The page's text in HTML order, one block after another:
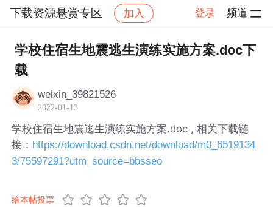
下载资源悬赏专区 加入 登录 频道
社区 下载资源悬赏专区 帖子详情
学校住宿生地震逃生演练实施方案.doc下
载
weixin_39821526
2022-01-13
学校住宿生地震逃生演练实施方案.doc , 相关下载链
接： https://download.csdn.net/download/m0_6519134
3/75597291?utm_source=bbsseo
给本帖投票